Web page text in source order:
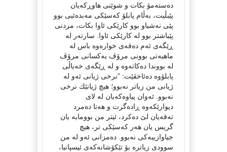
دەستەمۆ بکات و شوێنی هاوڕکەیان
پێبڵیت، بەڵام پابلۆ کەسێکی مەبدەئیی بوو
پێی نەشیاو بوو کارێکی ئاوا بکات، مردنی
پێباشتر بوو لە کارێکی ئاوا. سارتەر لە
ڕێگەی ئەم دەقەی خوارەوە باس لە
ماهیەتی بوونی مرۆڤ یەکسانی مرۆڤ
لە بووندا دەکاتەوە و لە ڕێگەی خەیاڵی
پابلۆوە دەئاخڤێت: ”نرخی ژیانی ئەو لە
ژیانی من زیاتر نەبوو؛ هیچ ژیانێك نرخی
نەبوو. ئەوان پیاوەکەیان لە لای
دیوارێکەوە ڕادەگرت و هەتا دەمرد
تەقەیان لێ دەکرد، ئیتر من بوومایە یان
گریس یان هەر کەسێکی تر، هیچ
جیاوازییەکی نەبوو. دەمزانی ئەو لە من
سوودی زیاترە بۆ تێکۆشانەکەی ئیسپانیا،